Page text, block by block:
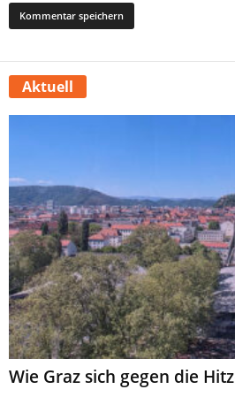
Aktuell
Wie Graz sich gegen die